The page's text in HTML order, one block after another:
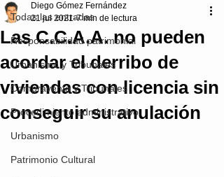
Todas las entradas
Responsabilidad patrimonial
Urbanismo y Tribunales
Compraventa y Tribunales
Procedimiento administrativo
Urbanismo
Patrimonio Cultural
Las C.C.A.A. no pueden
acordar el derribo de
viviendas con licencia sin
conseguir su anulación
Diego Gómez Fernández
21 jul 2021 7 min de lectura